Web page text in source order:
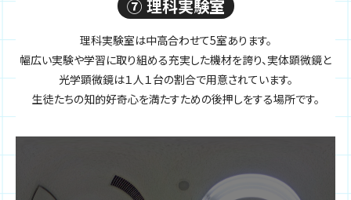
⑦ 理科実験室
理科実験室は中高合わせて5室あります。
幅広い実験や学習に取り組める充実した機材を誇り、実体顕微鏡と
光学顕微鏡は１人１台の割合で用意されています。
生徒たちの知的好奇心を満たすための後押しをする場所です。